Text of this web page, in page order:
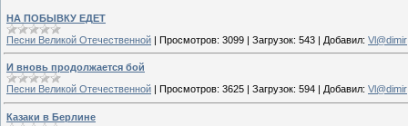
НА ПОБЫВКУ ЕДЕТ
Песни Великой Отечественной | Просмотров: 3099 | Загрузок: 543 | Добавил: Vl@dimir
И вновь продолжается бой
Песни Великой Отечественной
Просмотров: 3625 Загрузок: 594 Добавил: Vl@dimir
Казаки в Берлине